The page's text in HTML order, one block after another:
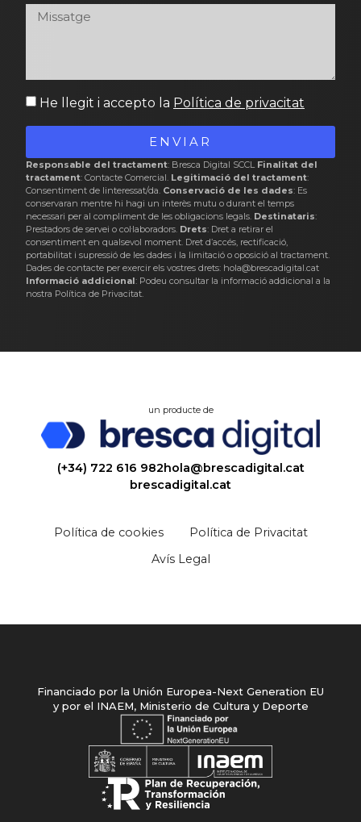
He llegit i accepto la Política de privacitat
ENVIAR
Responsable del tractament: Bresca Digital SCCL Finalitat del
tractament: Contacte Comercial. Legitimació del tractament:
Consentiment de linteressat/da. Conservació de les dades: Es
conservaran mentre hi hagi un interès mutu o durant el temps
necessari per al compliment de les obligacions legals. Destinataris:
Prestadors de servei o col·laboradors. Drets: Dret a retirar el
consentiment en qualsevol moment. Dret d’accés, rectificació,
portabilitat i supressió de les dades i la limitació o oposició al tractament.
Dades de contacte per exercir els vostres drets: hola@brescadigital.cat
Informació addicional: Podeu consultar la informació addicional a la
nostra Política de Privacitat
un producte de
(+34) 722 616 982hola@brescadigital.cat
brescadigital.cat
Política de cookies
Política de Privacitat
Avís Legal
Financiado por la Unión Europea-Next Generation EU
y por el INAEM, Ministerio de Cultura y Deporte